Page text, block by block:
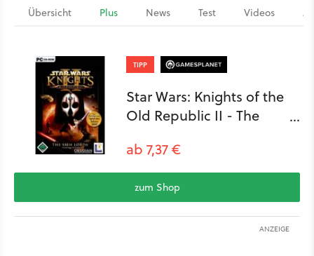
Übersicht Plus News Test Videos
TIPP
Star Wars: Knights of the
Old Republic II - The
ab 7,37 €
zum Shop
ANZEIGE